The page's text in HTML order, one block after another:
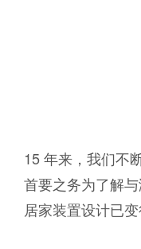
15 年来，我们不
首要之务为了解
居家装置设计已